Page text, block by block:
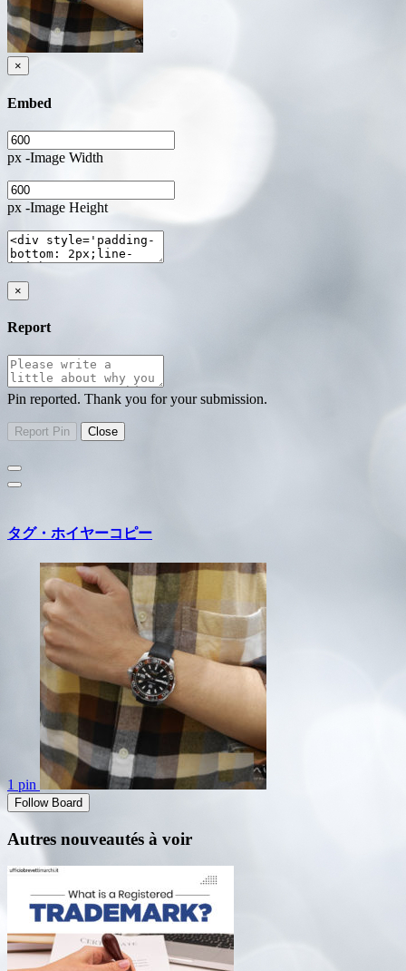
×
Embed
px -Image Width
px -Image Height
×
Report
Pin reported. Thank you for your submission.
タグ・ホイヤーコピー
1 pin
Follow Board
Autres nouveautés à voir